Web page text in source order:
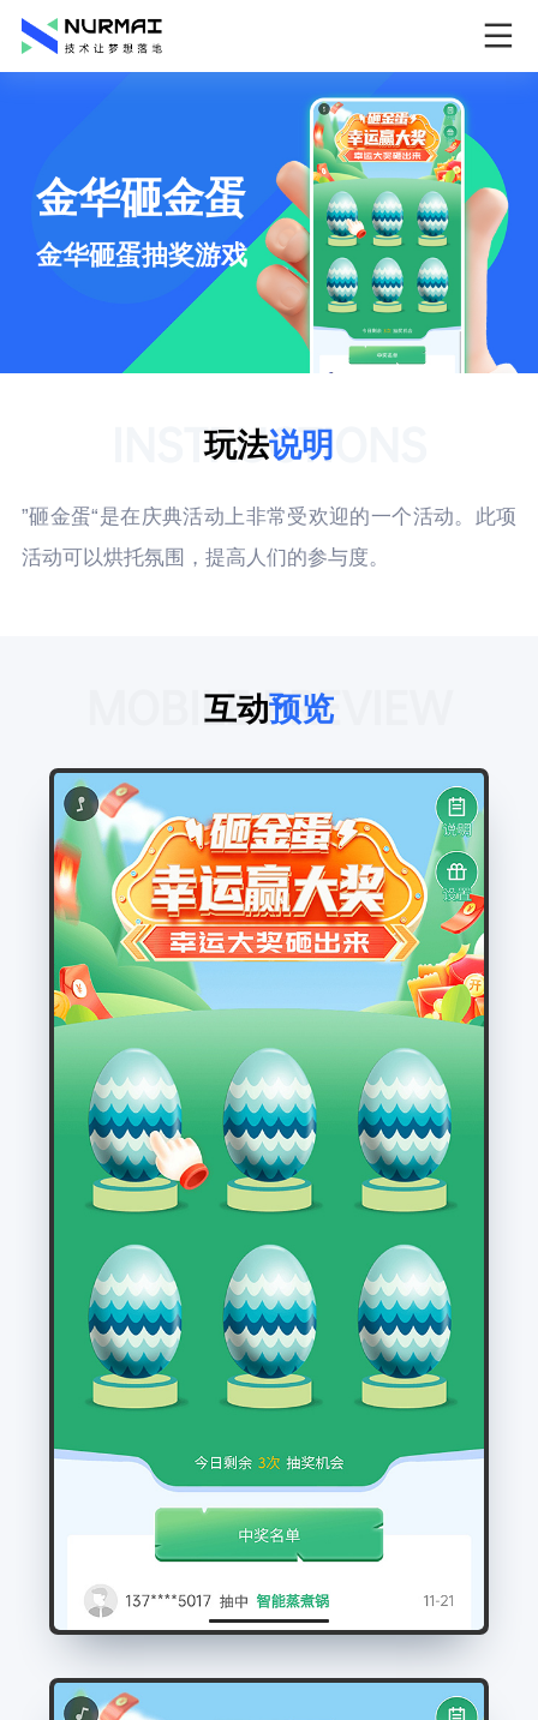
金华砸金蛋
金华砸蛋抽奖游戏
玩法说明
INSTRUCTIONS
”砸金蛋“是在庆典活动上非常受欢迎的一个活动。此项
活动可以烘托氛围，提高人们的参与度。
互动预览
MOBILE PREVIEW